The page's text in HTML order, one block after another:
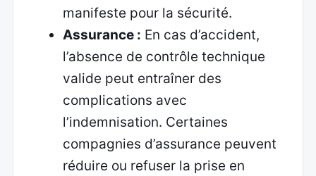
manifeste pour la sécurité.
Assurance : En cas d’accident,
l’absence de contrôle technique
valide peut entraîner des
complications avec
l’indemnisation. Certaines
compagnies d’assurance peuvent
réduire ou refuser la prise en